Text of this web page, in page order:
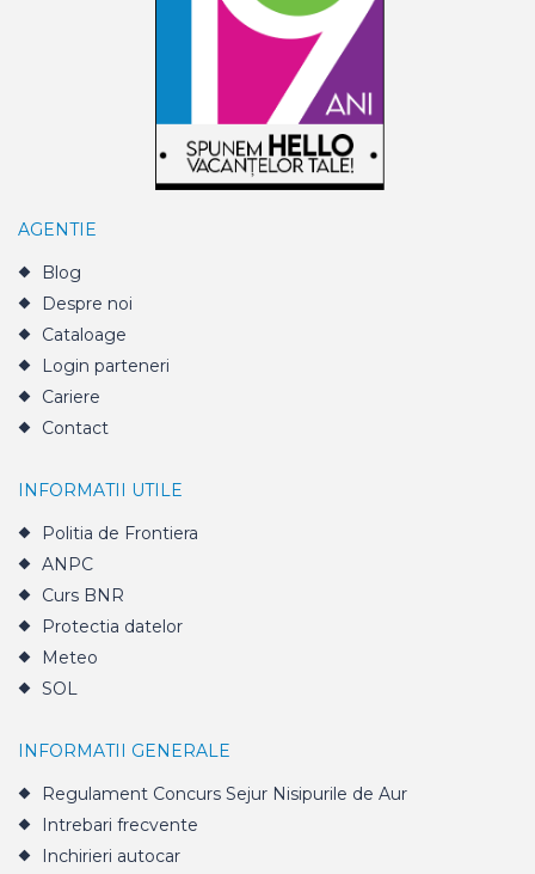
AGENTIE
Blog
Despre noi
Cataloage
Login parteneri
Cariere
Contact
INFORMATII UTILE
Politia de Frontiera
ANPC
Curs BNR
Protectia datelor
Meteo
SOL
INFORMATII GENERALE
Regulament Concurs Sejur Nisipurile de Aur
Intrebari frecvente
Inchirieri autocar